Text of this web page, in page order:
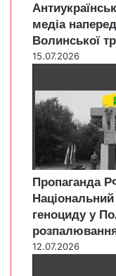
медіа
Волинської
15.07.2026
Пропаганда
геноциду у
12.07.2026